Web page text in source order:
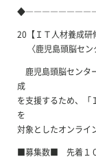
20【ＩＴ人材養成研
〈鹿児島頭脳セン
鹿児島頭脳センタ
成
を支援するため、「
を
対象としたオンライ
■募集数■ 先着１０